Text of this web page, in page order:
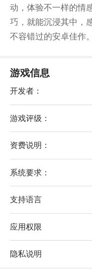
动，体验不一样的情
巧，就能沉浸其中，
不容错过的安卓佳作。
游戏信息
开发者：
游戏评级：
资费说明：
系统要求：
支持语言
应用权限
隐私说明